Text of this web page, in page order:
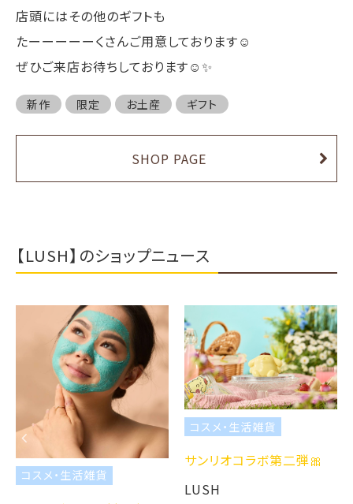
店頭にはその他のギフトも
たーーーーーくさんご用意しております☺️
ぜひご来店お待ちしております☺️✨
新作 限定 お土産 ギフト
SHOP PAGE
【LUSH】のショップニュース
コスメ・生活雑貨
コスメ・生活雑貨
サンリオコラボ第二弾🎀
LUSH